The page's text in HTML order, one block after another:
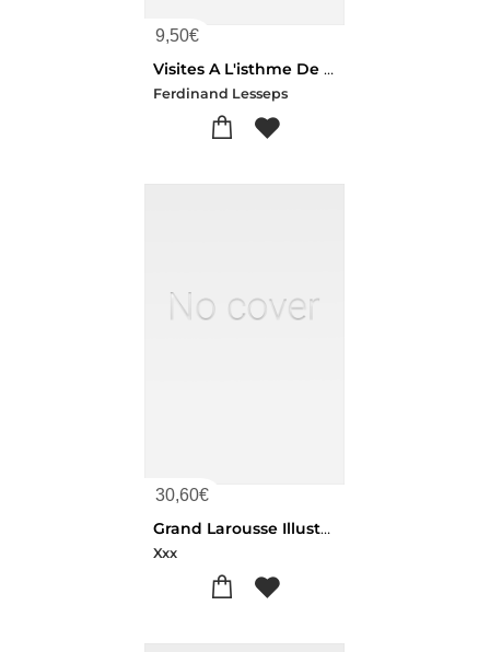
9,50€
Visites A L'isthme De Suez En 1855 Et 1865, Conference. Lyon, 12 Fevrier 1865
Ferdinand Lesseps
30,60€
Grand Larousse Illustre T6 Moulon
Xxx